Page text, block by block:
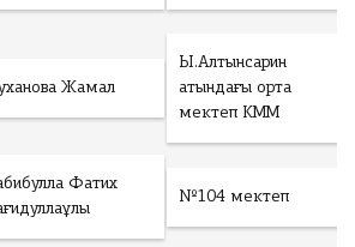
Жамал
Ы.Алтынсарин
атындағы орта
мектеп КММ
Фатих
№104 мектеп